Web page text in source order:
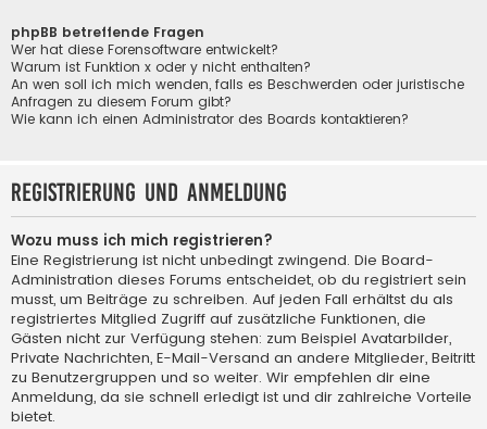
phpBB betreffende Fragen
Wer hat diese Forensoftware entwickelt?
Warum ist Funktion x oder y nicht enthalten?
An wen soll ich mich wenden, falls es Beschwerden oder juristische
Anfragen zu diesem Forum gibt?
Wie kann ich einen Administrator des Boards kontaktieren?
Registrierung und Anmeldung
Wozu muss ich mich registrieren?
Eine Registrierung ist nicht unbedingt zwingend. Die Board-
Administration dieses Forums entscheidet, ob du registriert sein
musst, um Beiträge zu schreiben. Auf jeden Fall erhältst du als
registriertes Mitglied Zugriff auf zusätzliche Funktionen, die
Gästen nicht zur Verfügung stehen: zum Beispiel Avatarbilder,
Private Nachrichten, E-Mail-Versand an andere Mitglieder, Beitritt
zu Benutzergruppen und so weiter. Wir empfehlen dir eine
Anmeldung, da sie schnell erledigt ist und dir zahlreiche Vorteile
bietet.